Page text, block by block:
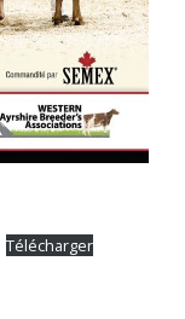
Télécharger